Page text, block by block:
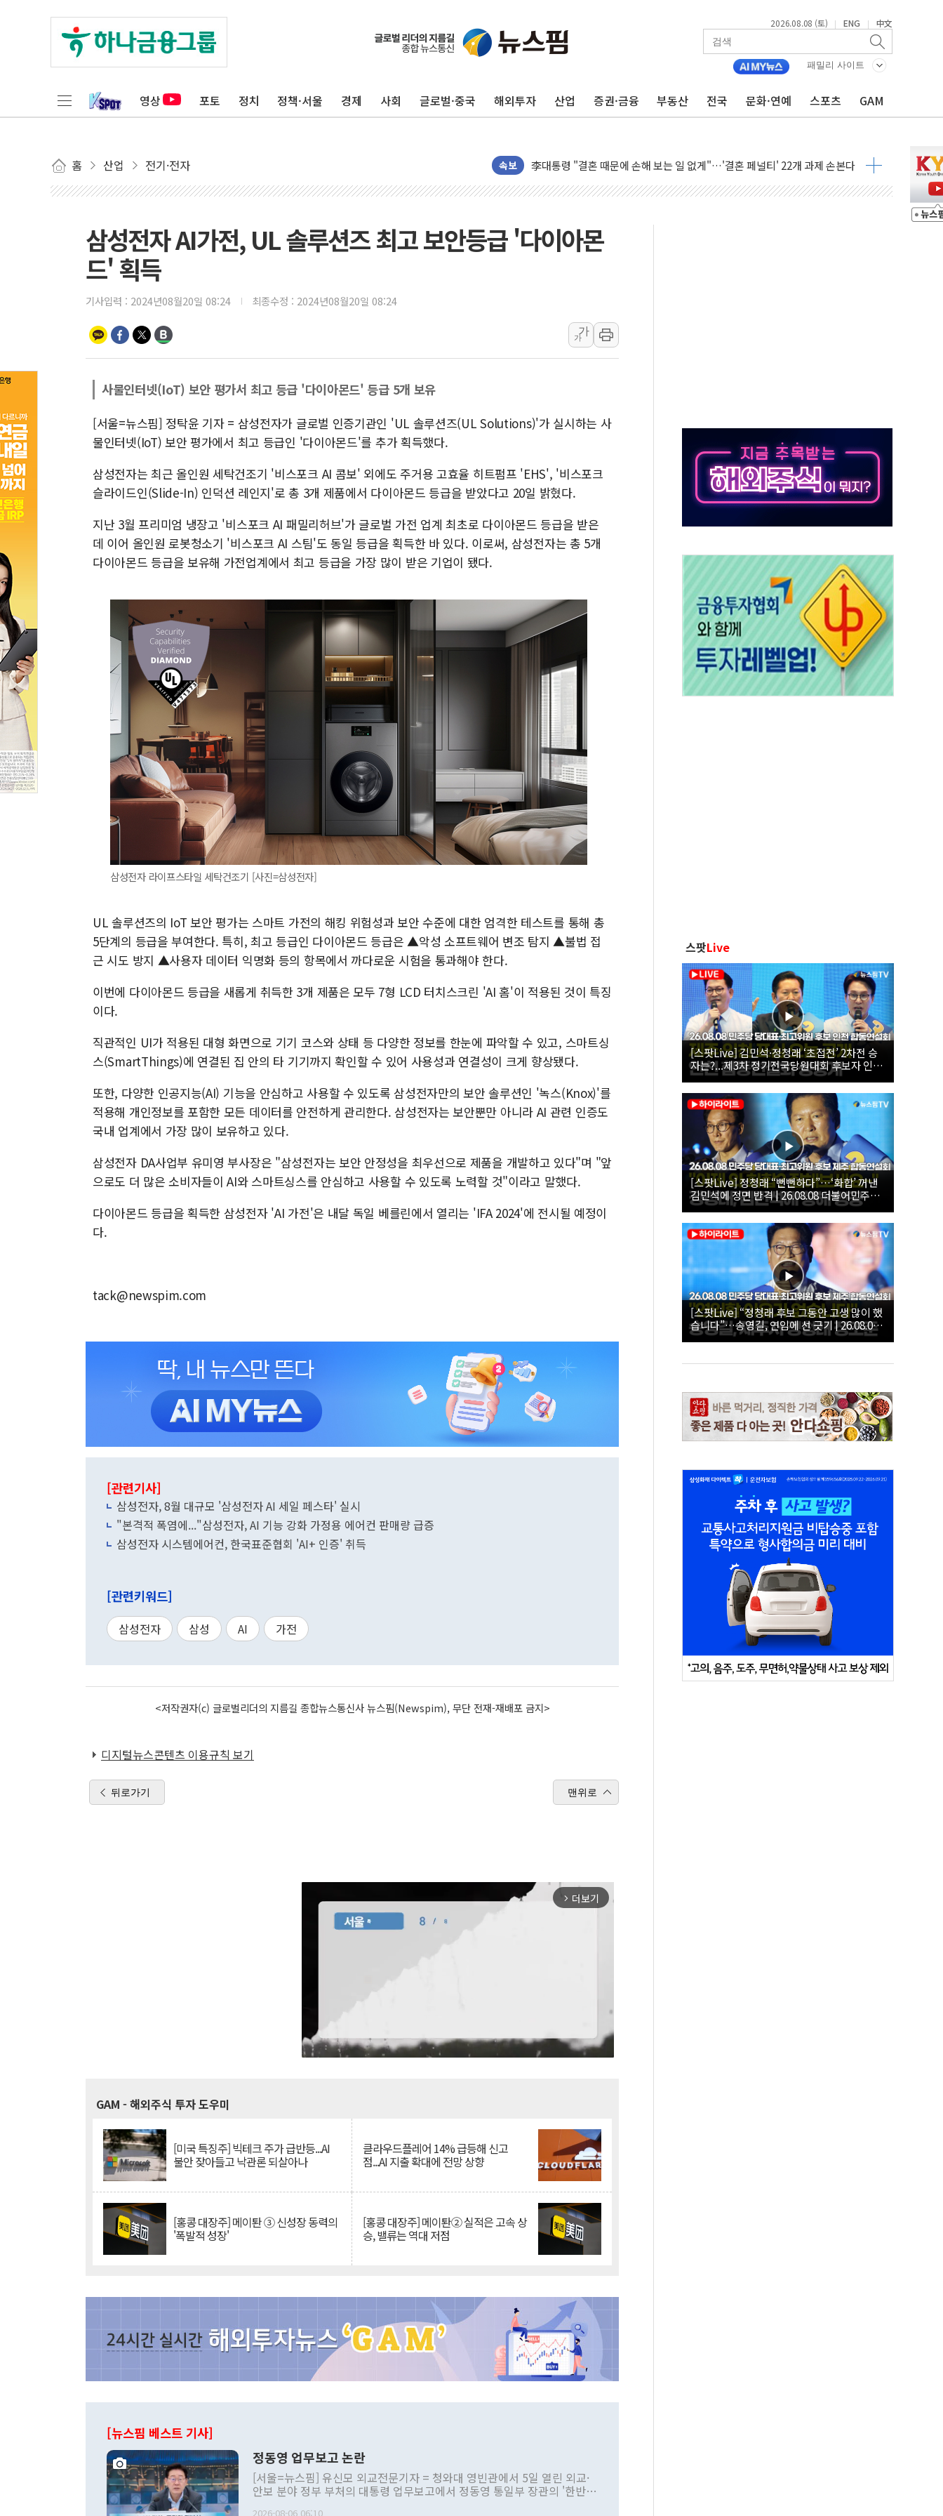
2026.08.08 (토) | ENG | 中文
패밀리 사이트
영상 포토 정치 정책·서울 경제 사회 글로벌·중국 해외투자 산업 증권·금융 부동산 전국 문화·연예 스포츠 GAM
홈 산업 전기·전자 속보
이번주 국내 주요 금융일정(8.10~8.14)
美, 이란전 출구전략 만지작…공습 한계·탄약 부족 현실화
강릉·동해·삼척 시간당 최대 50㎜ 폭우…강원 동해안 강한 비 어어져
폐기물 수거하다 참변…60대 환경미화원 수거차에 치여 사망
李대통령 "결혼 때문에 손해 보는 일 없게"…'결혼 페널티' 22개 과제 손본다
여수 오동도 인근 해상서 모터보트 전복…1명 사망·1명 실종
인천 선재도 갯벌서 해루질 중 실종 60대 나흘만에 숨진 채 발견
인천서 말다툼 중 어머니 흉기 살해 10대 아들 체포
연일 폭염에 온열질환 사망 23명…정부, 비상대응기구 가동
강원 중·남부 동해안 시간당 50mm 이상 폭우…호우경보 발효
폭염에 車 운전면허 기능시험 오전 집중 편성…체감온도 38도 넘으면 중단
삼성전자 AI가전, UL 솔루션즈 최고 보안등급 '다이아몬
드' 획득
기사입력 : 2024년08월20일 08:24 최종수정 : 2024년08월20일 08:24
가
가
사물인터넷(IoT) 보안 평가서 최고 등급 '다이아몬드' 등급 5개 보유
[서울=뉴스핌] 정탁윤 기자 = 삼성전자가 글로벌 인증기관인 'UL 솔루션즈(UL Solutions)'가 실시하는 사
물인터넷(IoT) 보안 평가에서 최고 등급인 '다이아몬드'를 추가 획득했다.
삼성전자는 최근 올인원 세탁건조기 '비스포크 AI 콤보' 외에도 주거용 고효율 히트펌프 'EHS', '비스포크
슬라이드인(Slide-In) 인덕션 레인지'로 총 3개 제품에서 다이아몬드 등급을 받았다고 20일 밝혔다.
지난 3월 프리미엄 냉장고 '비스포크 AI 패밀리허브'가 글로벌 가전 업계 최초로 다이아몬드 등급을 받은
데 이어 올인원 로봇청소기 '비스포크 AI 스팀'도 동일 등급을 획득한 바 있다. 이로써, 삼성전자는 총 5개
다이아몬드 등급을 보유해 가전업계에서 최고 등급을 가장 많이 받은 기업이 됐다.
삼성전자 라이프스타일 세탁건조기 [사진=삼성전자]
UL 솔루션즈의 IoT 보안 평가는 스마트 가전의 해킹 위험성과 보안 수준에 대한 엄격한 테스트를 통해 총
5단계의 등급을 부여한다. 특히, 최고 등급인 다이아몬드 등급은 ▲악성 소프트웨어 변조 탐지 ▲불법 접
근 시도 방지 ▲사용자 데이터 익명화 등의 항목에서 까다로운 시험을 통과해야 한다.
이번에 다이아몬드 등급을 새롭게 취득한 3개 제품은 모두 7형 LCD 터치스크린 'AI 홈'이 적용된 것이 특징
이다.
직관적인 UI가 적용된 대형 화면으로 기기 코스와 상태 등 다양한 정보를 한눈에 파악할 수 있고, 스마트싱
스(SmartThings)에 연결된 집 안의 타 기기까지 확인할 수 있어 사용성과 연결성이 크게 향상됐다.
또한, 다양한 인공지능(AI) 기능을 안심하고 사용할 수 있도록 삼성전자만의 보안 솔루션인 '녹스(Knox)'를
적용해 개인정보를 포함한 모든 데이터를 안전하게 관리한다. 삼성전자는 보안뿐만 아니라 AI 관련 인증도
국내 업계에서 가장 많이 보유하고 있다.
삼성전자 DA사업부 유미영 부사장은 "삼성전자는 보안 안정성을 최우선으로 제품을 개발하고 있다"며 "앞
으로도 더 많은 소비자들이 AI와 스마트싱스를 안심하고 사용할 수 있도록 노력할 것"이라고 말했다.
다이아몬드 등급을 획득한 삼성전자 'AI 가전'은 내달 독일 베를린에서 열리는 'IFA 2024'에 전시될 예정이
다.
tack@newspim.com
[관련기사]
삼성전자, 8월 대규모 '삼성전자 AI 세일 페스타' 실시
"본격적 폭염에..."삼성전자, AI 기능 강화 가정용 에어컨 판매량 급증
삼성전자 시스템에어컨, 한국표준협회 'AI+ 인증' 취득
[관련키워드]
삼성전자 삼성 AI 가전
<저작권자(c) 글로벌리더의 지름길 종합뉴스통신사 뉴스핌(Newspim), 무단 전재-재배포 금지>
디지털뉴스콘텐츠 이용규칙 보기
뒤로가기 맨위로
arrow_forward_ios 더보기
GAM - 해외주식 투자 도우미
[미국 특징주] 빅테크 주가 급반등...AI
불안 잦아들고 낙관론 되살아나
클라우드플레어 14% 급등해 신고
점...AI 지출 확대에 전망 상향
[홍콩 대장주] 메이퇀 ③ 신성장 동력의
'폭발적 성장'
[홍콩 대장주] 메이퇀② 실적은 고속 상
승, 밸류는 역대 저점
[뉴스핌 베스트 기사]
정동영 업무보고 논란
[서울=뉴스핌] 유신모 외교전문기자 = 청와대 영빈관에서 5일 열린 외교·
안보 분야 정부 부처의 대통령 업무보고에서 정동영 통일부 장관의 '한반도
2026-08-06 06:10
스팟Live
[스팟Live] 김민석·정청래 ‘초접전’ 2차전 승
자는?...제3차 정기전국당원대회 후보자 인천
합동연설회 생중계 | 26.08.08
[스팟Live] 정청래 “뻔뻔하다”…‘화합’ 꺼낸
김민석에 정면 반격 | 26.08.08 더불어민주당
당대표·최고위원 후보 제주 합동연설회
[스팟Live] “정청래 후보 그동안 고생 많이 했
습니다”…송영길, 연임에 선 긋기 | 26.08.08
더불어민주당 당대표·최고위원 후보 제주 합